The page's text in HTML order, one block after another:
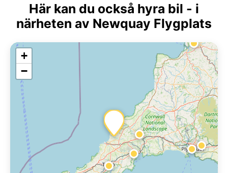
Här kan du också hyra bil - i
närheten av Newquay Flygplats
+
−